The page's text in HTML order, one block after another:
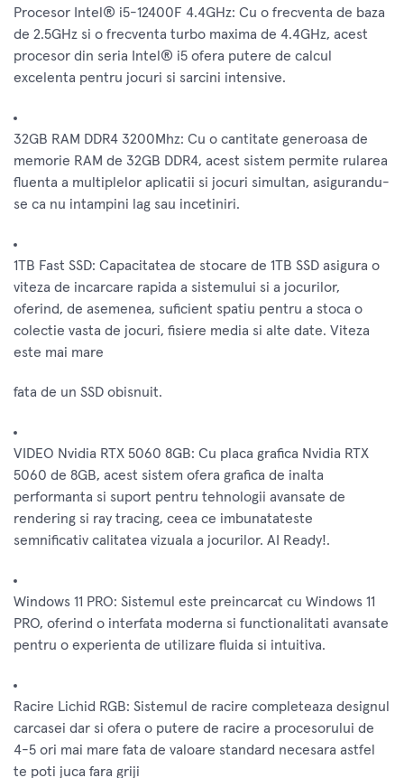
Procesor Intel® i5-12400F 4.4GHz: Cu o frecventa de baza
de 2.5GHz si o frecventa turbo maxima de 4.4GHz, acest
procesor din seria Intel® i5 ofera putere de calcul
excelenta pentru jocuri si sarcini intensive.
32GB RAM DDR4 3200Mhz: Cu o cantitate generoasa de
memorie RAM de 32GB DDR4, acest sistem permite rularea
fluenta a multiplelor aplicatii si jocuri simultan, asigurandu-
se ca nu intampini lag sau incetiniri.
1TB Fast SSD: Capacitatea de stocare de 1TB SSD asigura o
viteza de incarcare rapida a sistemului si a jocurilor,
oferind, de asemenea, suficient spatiu pentru a stoca o
colectie vasta de jocuri, fisiere media si alte date. Viteza
este mai mare
fata de un SSD obisnuit.
VIDEO Nvidia RTX 5060 8GB: Cu placa grafica Nvidia RTX
5060 de 8GB, acest sistem ofera grafica de inalta
performanta si suport pentru tehnologii avansate de
rendering si ray tracing, ceea ce imbunatateste
semnificativ calitatea vizuala a jocurilor. AI Ready!.
Windows 11 PRO: Sistemul este preincarcat cu Windows 11
PRO, oferind o interfata moderna si functionalitati avansate
pentru o experienta de utilizare fluida si intuitiva.
Racire Lichid RGB: Sistemul de racire completeaza designul
carcasei dar si ofera o putere de racire a procesorului de
4-5 ori mai mare fata de valoare standard necesara astfel
te poti juca fara griji